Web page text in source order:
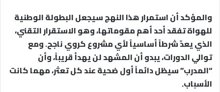
والمؤكد أن استمرار هذا النهج سيجعل البطولة الوطنية
للهواة تفقد أحد أهم مقوماتها، وهو الاستقرار التقني،
الذي يعدّ شرطاً أساسياً لأي مشروع كروي ناجح. ومع
توالي الدورات، يبدو أن المشهد لن يهدأ قريباً، وأن
“المدرب” سيظل دائماً أول ضحية عند كل تعثر، مهما كانت
الأسباب.